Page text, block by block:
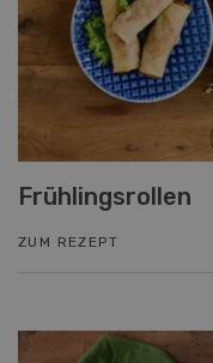
Frühlingsrollen
ZUM REZEPT